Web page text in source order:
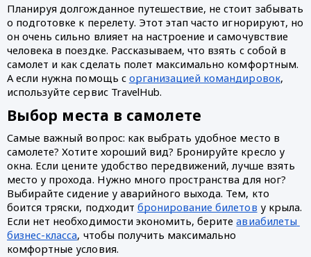
Планируя долгожданное путешествие, не стоит забывать
о подготовке к перелету. Этот этап часто игнорируют, но
он очень сильно влияет на настроение и самочувствие
человека в поездке. Рассказываем, что взять с собой в
самолет и как сделать полет максимально комфортным.
А если нужна помощь с организацией командировок,
используйте сервис TravelHub.
Выбор места в самолете
Самые важный вопрос: как выбрать удобное место в
самолете? Хотите хороший вид? Бронируйте кресло у
окна. Если цените удобство передвижений, лучше взять
место у прохода. Нужно много пространства для ног?
Выбирайте сидение у аварийного выхода. Тем, кто
боится тряски, подходит бронирование билетов у крыла.
Если нет необходимости экономить, берите авиабилеты
бизнес-класса, чтобы получить максимально
комфортные условия.